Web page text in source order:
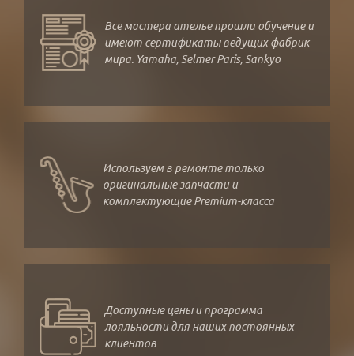
Все мастера ателье прошли обучение и
имеют сертификаты ведущих фабрик
мира. Yamaha, Selmer Paris, Sankyo
Используем в ремонте только
оригинальные запчасти и
комплектующие Premium-класса
Доступные цены и программа
лояльности для наших постоянных
клиентов